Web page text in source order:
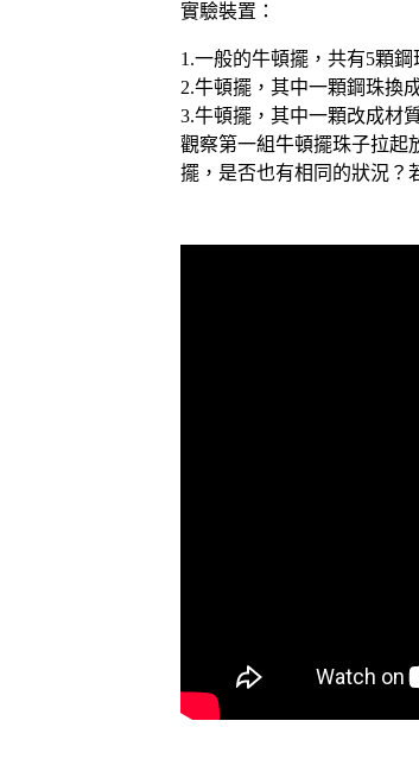
實驗裝置：
1.一般的牛頓擺，共有5顆鋼
2.牛頓擺，其中一顆鋼珠換
3.牛頓擺，其中一顆改成材
觀察第一組牛頓擺珠子拉起
擺，是否也有相同的狀況？